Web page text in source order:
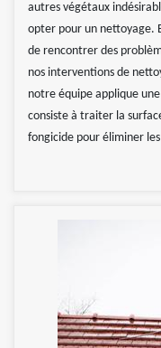
autres végétaux
opter pour un nettoyage.
de rencontrer des
nos interventions de
notre équipe applique
consiste à traiter la
fongicide pour éliminer les